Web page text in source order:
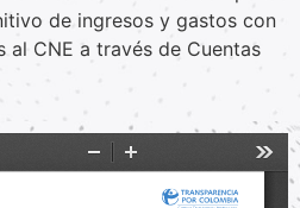
de ingresos y gastos con
CNE a través de Cuentas